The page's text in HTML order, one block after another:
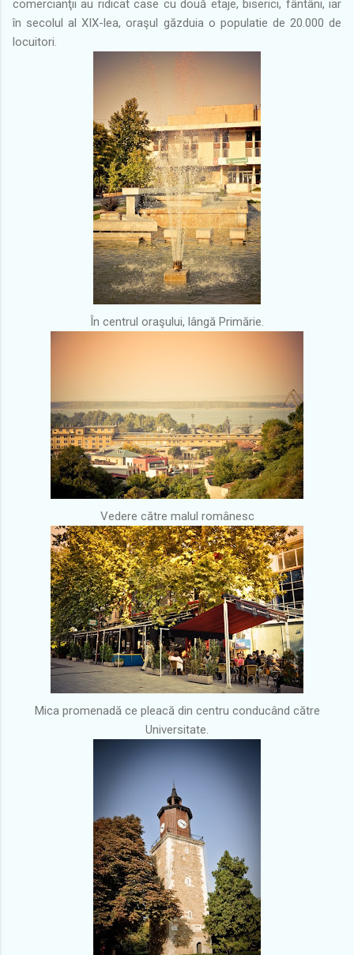
comercianţii au ridicat case cu două etaje, biserici, fântâni, iar
în secolul al XIX-lea, oraşul găzduia o populatie de 20.000 de
locuitori.
În centrul oraşului, lângă Primărie.
Vedere către malul românesc
Mica promenadă ce pleacă din centru conducând către
Universitate.